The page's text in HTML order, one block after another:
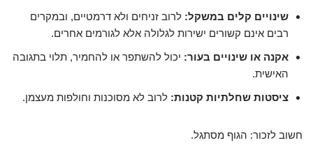
שינויים קלים במשקל: לרוב זניחים ולא דרמטיים, ובמקרים
רבים אינם קשורים ישירות לגלולה אלא לגורמים אחרים.
אקנה או שינויים בעור: יכול להשתפר או להחמיר, תלוי בתגובה
האישית.
ציסטות שחלתיות קטנות: לרוב לא מסוכנות וחולפות מעצמן.
חשוב לזכור: הגוף מסתגל.